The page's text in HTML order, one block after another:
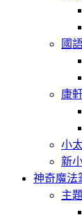
國
康
小
新
神奇魔法
主